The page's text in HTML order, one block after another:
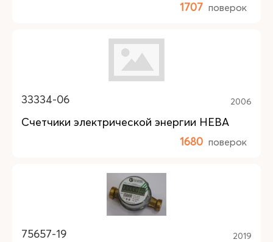
1707 поверок
33334-06 2006
Счетчики электрической энергии НЕВА
1680 поверок
75657-19 2019